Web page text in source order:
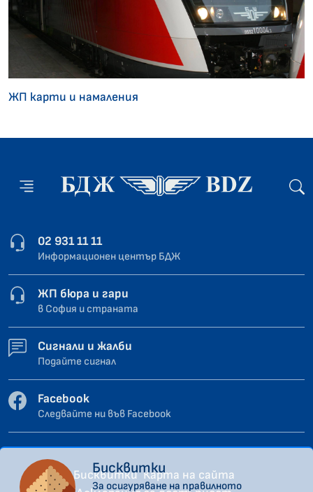
ЖП карти и намаления
02 931 11 11
Информационен център БДЖ
ЖП бюра и гари
в София и страната
Сигнали и жалби
Подайте сигнал
Facebook
Следвайте ни във Facebook
Бисквитки Карта на сайта
Бисквитки
За осигуряване на правилното